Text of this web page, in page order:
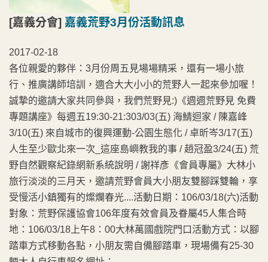
[嘉義分會] 嘉義荒野3月份活動訊息
2017-02-18
各位親愛的夥伴：3月份周五見場場精采，還有一場小旅
行、推廣講師培訓，適合大大小小的荒野人一起來參加喔！
誠摯的邀請大家共同參與，我們荒野見:)《週週荒野見 免費
專題講座》每週五19:30-21:303/03(五) 海鯖迴家 / 陳嘉峰
3/10(五) 來自城市的復興運動-公園生態化 / 卓昕岑3/17(五)
人生至少歐北來一次_這座島嶼教我的事 / 趙冠盈3/24(五) 荒
野自然觀察紀錄網新系統說明 / 謝祥彥《會員專屬》大林小
旅行淡淡的三月天，邀請荒野會員大小朋友雙腳踩雙輪，享
受慢活小鎮獨有的燦爛春光....活動日期：106/03/18(六)活動
對象：荒野保護協會106年度有效會員及眷屬45人集合時
地：106/03/18上午8：00大林萬國戲院門口活動方式：以腳
踏車方式移動各點，小朋友需自備腳踏車，現場備有25-30